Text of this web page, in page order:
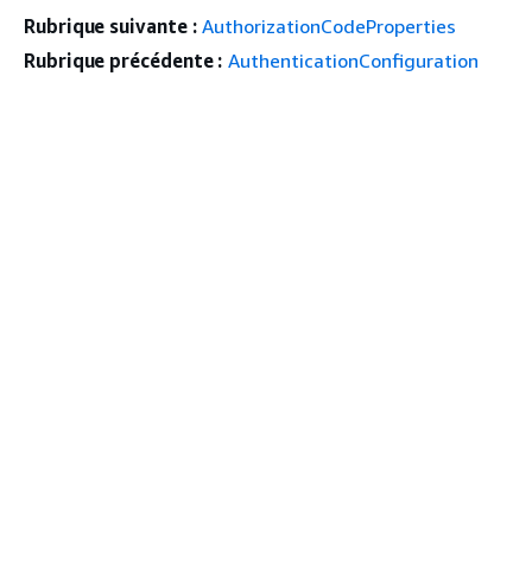
Rubrique suivante : AuthorizationCodeProperties
Rubrique précédente : AuthenticationConfiguration